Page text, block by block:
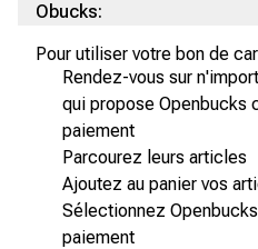
Obucks:
Pour utiliser votre bon de
Rendez-vous sur
qui propose Openbucks
paiement
Parcourez leurs articles
Ajoutez au panier vos
Sélectionnez
paiement